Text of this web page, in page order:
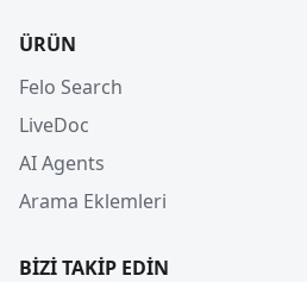
ÜRÜN
Felo Search
LiveDoc
AI Agents
Arama Eklemleri
BIZI TAKIP EDIN